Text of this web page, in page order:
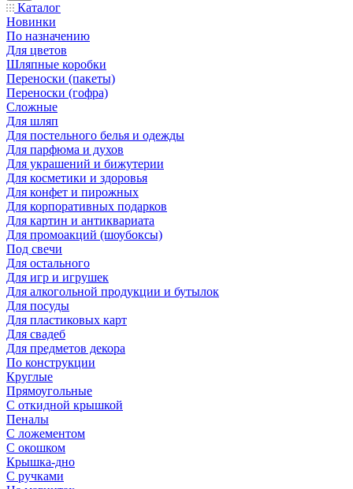
Каталог
Новинки
По назначению
Для цветов
Шляпные коробки
Переноски (пакеты)
Переноски (гофра)
Сложные
Для шляп
Для постельного белья и одежды
Для парфюма и духов
Для украшений и бижутерии
Для косметики и здоровья
Для конфет и пирожных
Для корпоративных подарков
Для картин и антиквариата
Для промоакций (шоубоксы)
Под свечи
Для остального
Для игр и игрушек
Для алкогольной продукции и бутылок
Для посуды
Для пластиковых карт
Для свадеб
Для предметов декора
По конструкции
Круглые
Прямоугольные
С откидной крышкой
Пеналы
С ложементом
С окошком
Крышка-дно
С ручками